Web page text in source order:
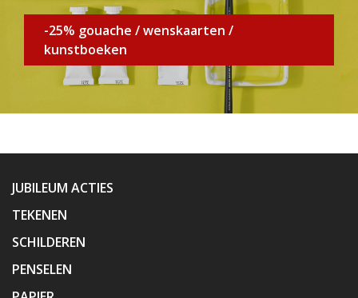
-25% gouache / wenskaarten /
kunstboeken
JUBILEUM ACTIES
TEKENEN
SCHILDEREN
PENSELEN